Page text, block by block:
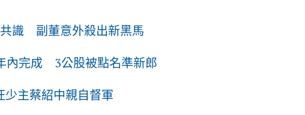
識 副董意外殺出新黑馬
內完成 3公股被點名準新郎
主蔡紹中親自督軍